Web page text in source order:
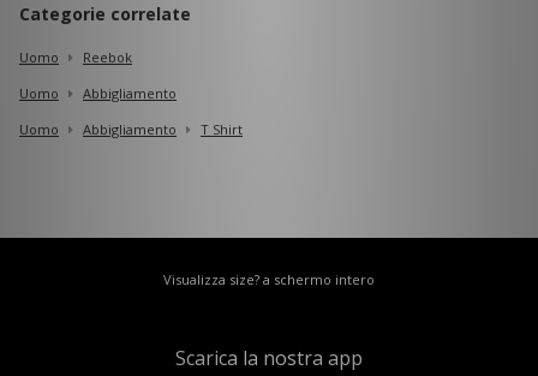
Categorie correlate
Uomo
Reebok
Uomo
Abbigliamento
Uomo
Abbigliamento T Shirt
Visualizza size? a schermo intero
Scarica la nostra app